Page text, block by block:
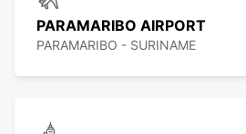
PARAMARIBO AIRPORT
PARAMARIBO - SURINAME